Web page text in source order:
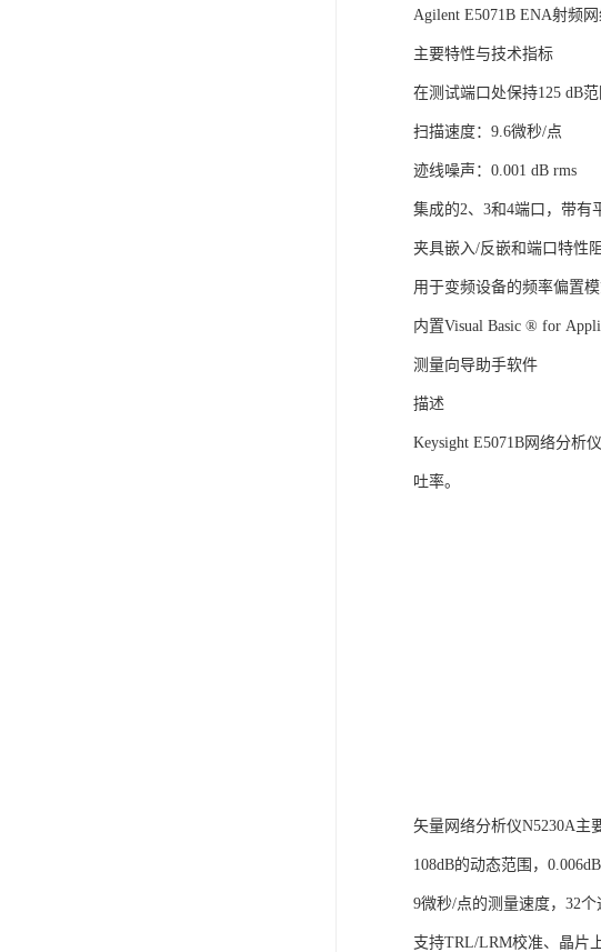
Agilent E5071B ENA射频
主要特性与技术指标
在测试端口处保持125 dB范
扫描速度：9.6微秒/点
迹线噪声：0.001 dB rms
集成的2、3和4端口，带有
夹具嵌入/反嵌和端口特性
用于变频设备的频率偏置
内置Visual Basic ® for
测量向导助手软件
描述
Keysight E5071B网络分析
吐率。
矢量网络分析仪N5230A主
108dB的动态范围，
9微秒/点的测量速度，32个
支持TRL/LRM校准、晶片